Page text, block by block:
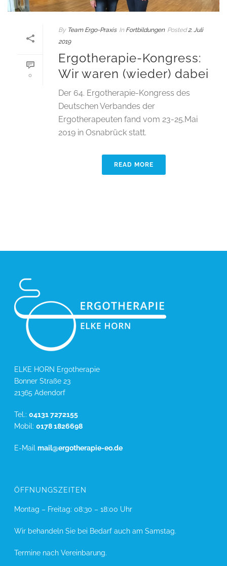
0
By Team Ergo-Praxis In Fortbildungen Posted 2. Juli
2019
Ergotherapie-Kongress:
Wir waren (wieder) dabei
Der 64. Ergotherapie-Kongress des
Deutschen Verbandes der
Ergotherapeuten fand vom 23-25.Mai
2019 in Osnabrück statt.
READ MORE
ELKE HORN Ergotherapie
Bonner Straße 23
21365 Adendorf
Tel.:04131 7272155
Mobil:0178 1826698
E-Mailmail@ergotherapie-eo.de
ÖFFNUNGSZEITEN
Montag – Freitag: 08:30 – 18:00 Uhr
Wir behandeln Sie bei Bedarf auch am Samstag.
Termine nach Vereinbarung.